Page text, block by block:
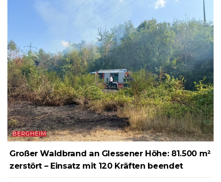
BERGHEIM
Großer Waldbrand an Glessener Höhe: 81.500 m²
zerstört – Einsatz mit 120 Kräften beendet